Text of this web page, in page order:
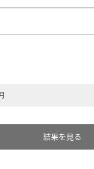
結果を見る